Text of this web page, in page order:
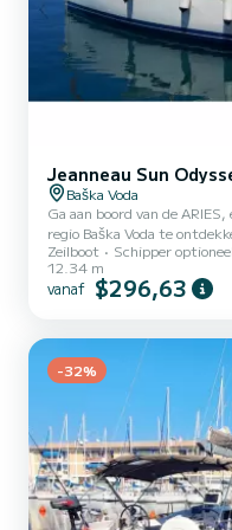
Jeanneau Sun
Baška Voda
Ga aan boord van de
regio Baška Voda te
om volledig comfort en
heeft 3 volledig uitgeruste
personen. Met een totale
Zeilboot Schipper optioneel
12.34 m
vanaf $296,63
-32%